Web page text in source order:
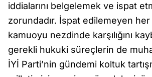
iddialarını belgelemek ve ispat
zorundadır. İspat edilemeyen her
kamuoyu nezdinde karşılığını
gerekli hukuki süreçlerin de
İYİ Parti’nin gündemi koltuk